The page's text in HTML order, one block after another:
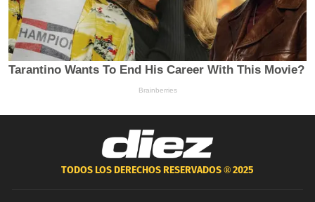
TODOS LOS DERECHOS RESERVADOS ®2025